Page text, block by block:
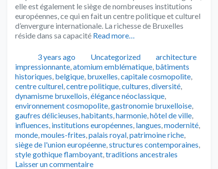
elle est également le siège de nombreuses institutions
européennes, ce qui en fait un centre politique et culturel
d’envergure internationale. La richesse de Bruxelles
réside dans sa capacité Read more…
Publié3 years ago Catégories
Uncategorized Tags
architecture
impressionnante,atomium emblématique, bâtiments
historiques, belgique, bruxelles,capitale cosmopolite,
centre culturel,centre politique,cultures,diversité,
dynamisme bruxellois,élégance néoclassique,
environnement cosmopolite,gastronomie bruxelloise,
gaufres délicieuses,habitants,harmonie,hôtel de ville,
influences, institutions européennes, langues,modernité,
monde,moules-frites,palais royal,patrimoine riche,
siège de l'union européenne,structures contemporaines,
style gothique flamboyant,traditions ancestrales
Laisser un commentaire